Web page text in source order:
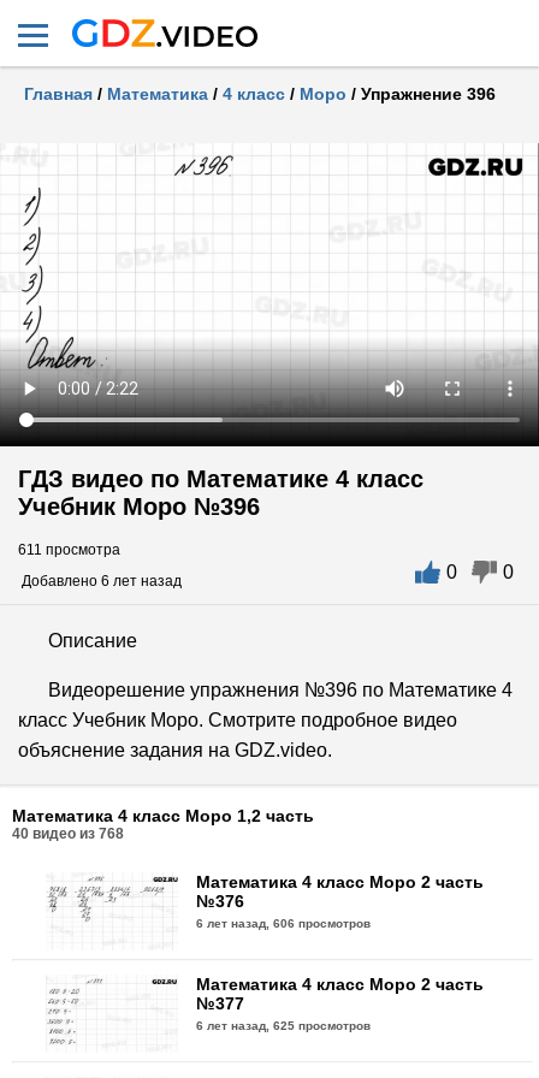
Главная / Математика / 4 класс / Моро / Упражнение 396
ГДЗ видео по Математике 4 класс
Учебник Моро №396
611 просмотра
Добавлено 6 лет назад
0 0
Описание
Видеорешение упражнения №396 по Математике 4
класс Учебник Моро. Смотрите подробное видео
объяснение задания на GDZ.video.
Математика 4 класс Моро 1,2 часть
40 видео из 768
Математика 4 класс Моро 2 часть
№376
6 лет назад,606 просмотров
Математика 4 класс Моро 2 часть
№377
6 лет назад,625 просмотров